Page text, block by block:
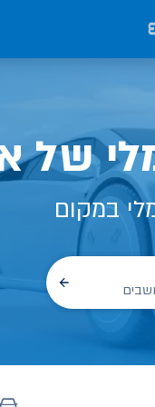
של
במקום